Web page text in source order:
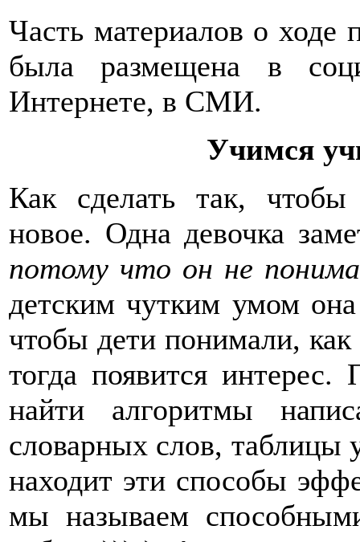
Часть материалов о ходе
была размещена в
Интернете, в СМИ.
Учимся
Как сделать так, чтобы
новое. Одна девочка
потому что он не
детским чутким умом
чтобы дети понимали,
тогда появится интерес.
найти алгоритмы
словарных слов,
находит эти способы
мы называем